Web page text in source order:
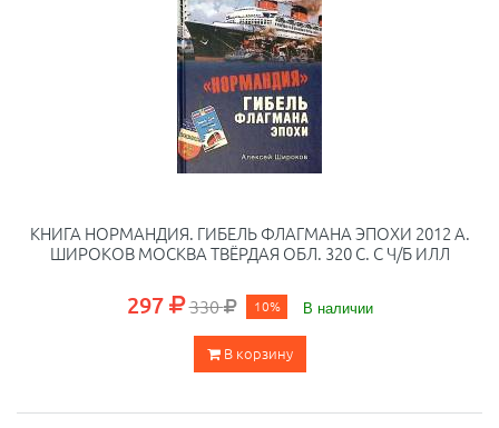
КНИГА НОРМАНДИЯ. ГИБЕЛЬ ФЛАГМАНА ЭПОХИ 2012 А.
ШИРОКОВ МОСКВА ТВЁРДАЯ ОБЛ. 320 С. С Ч/Б ИЛЛ
297 330 10% В наличии
В корзину